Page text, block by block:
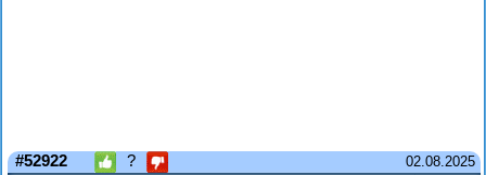
02.08.2025
#52922 ?